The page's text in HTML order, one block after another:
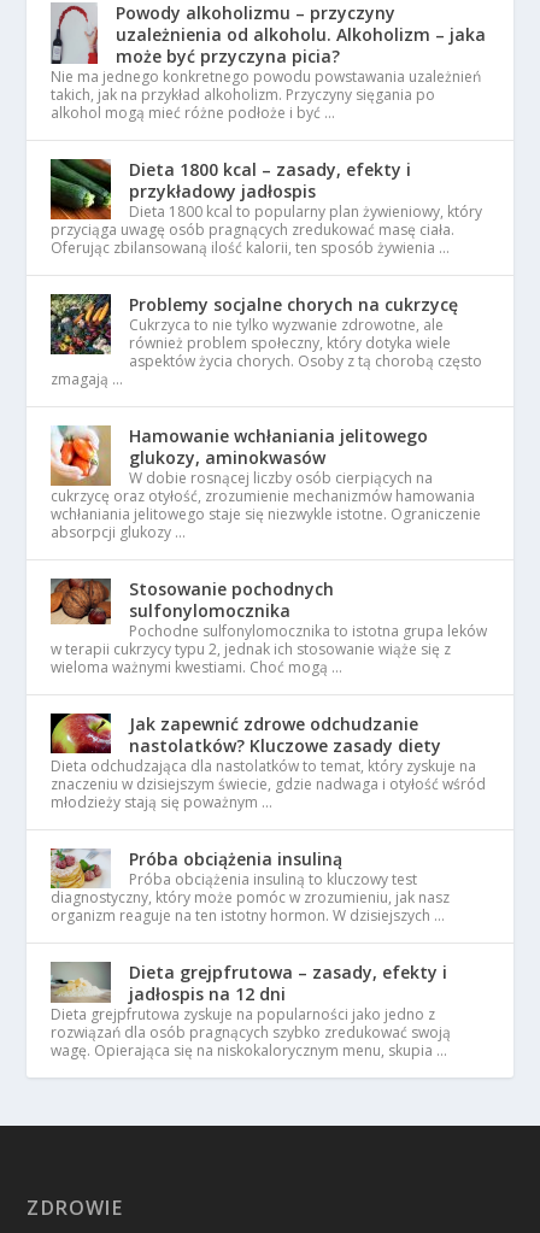
Powody alkoholizmu – przyczyny
uzależnienia od alkoholu. Alkoholizm – jaka
może być przyczyna picia?
Nie ma jednego konkretnego powodu powstawania uzależnień
takich, jak na przykład alkoholizm. Przyczyny sięgania po
alkohol mogą mieć różne podłoże i być …
Dieta 1800 kcal – zasady, efekty i
przykładowy jadłospis
Dieta 1800 kcal to popularny plan żywieniowy, który
przyciąga uwagę osób pragnących zredukować masę ciała.
Oferując zbilansowaną ilość kalorii, ten sposób żywienia …
Problemy socjalne chorych na cukrzycę
Cukrzyca to nie tylko wyzwanie zdrowotne, ale
również problem społeczny, który dotyka wiele
aspektów życia chorych. Osoby z tą chorobą często
zmagają …
Hamowanie wchłaniania jelitowego
glukozy, aminokwasów
W dobie rosnącej liczby osób cierpiących na
cukrzycę oraz otyłość, zrozumienie mechanizmów hamowania
wchłaniania jelitowego staje się niezwykle istotne. Ograniczenie
absorpcji glukozy …
Stosowanie pochodnych
sulfonylomocznika
Pochodne sulfonylomocznika to istotna grupa leków
w terapii cukrzycy typu 2, jednak ich stosowanie wiąże się z
wieloma ważnymi kwestiami. Choć mogą …
Jak zapewnić zdrowe odchudzanie
nastolatków? Kluczowe zasady diety
Dieta odchudzająca dla nastolatków to temat, który zyskuje na
znaczeniu w dzisiejszym świecie, gdzie nadwaga i otyłość wśród
młodzieży stają się poważnym …
Próba obciążenia insuliną
Próba obciążenia insuliną to kluczowy test
diagnostyczny, który może pomóc w zrozumieniu, jak nasz
organizm reaguje na ten istotny hormon. W dzisiejszych …
Dieta grejpfrutowa – zasady, efekty i
jadłospis na 12 dni
Dieta grejpfrutowa zyskuje na popularności jako jedno z
rozwiązań dla osób pragnących szybko zredukować swoją
wagę. Opierająca się na niskokalorycznym menu, skupia …
ZDROWIE